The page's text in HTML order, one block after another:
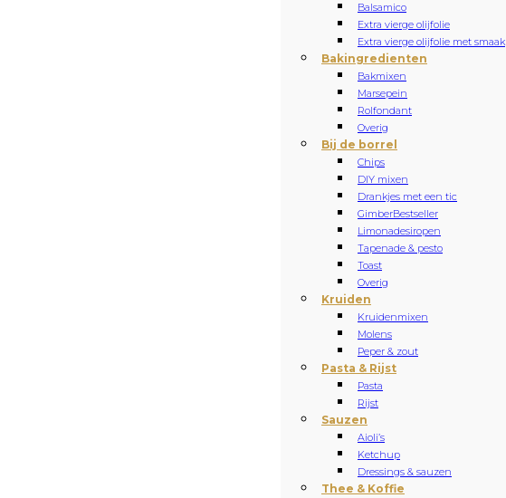
Balsamico
Extra vierge olijfolie
Extra vierge olijfolie met smaak
Bakingredienten
Bakmixen
Marsepein
Rolfondant
Overig
Bij de borrel
Chips
DIY mixen
Drankjes met een tic
GimberBestseller
Limonadesiropen
Tapenade & pesto
Toast
Overig
Kruiden
Kruidenmixen
Molens
Peper & zout
Pasta & Rijst
Pasta
Rijst
Sauzen
Aioli’s
Ketchup
Dressings & sauzen
Thee & Koffie